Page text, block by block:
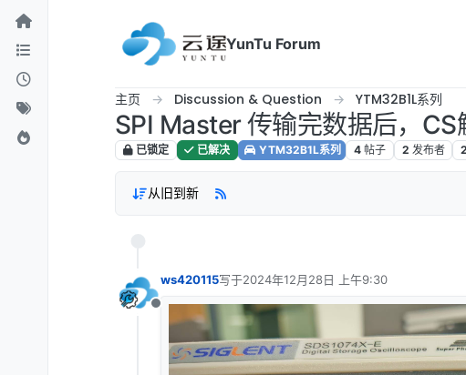
跳转至内容
YunTu Forum
主页 Discussion & Question YTM32B1L系列
SPI Master 传输完数据后，CS
已锁定 已解决 YTM32B1L系列 4 帖子 2 发布者
从旧到新
离线
ws420115写于2024年12月28日 上午9:30
最后由 编辑